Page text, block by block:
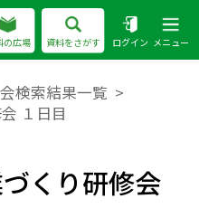
の広場 資料をさがす ログイン メニュー
検索結果一覧
１日目
くり研修会